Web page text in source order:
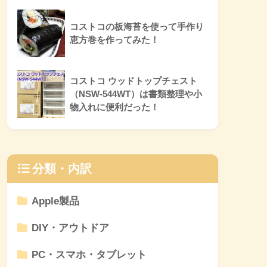
コストコの板海苔を使って手作り
恵方巻を作ってみた！
コストコ ウッドトップチェスト
（NSW-544WT）は書類整理や小
物入れに便利だった！
分類・内訳
Apple製品
DIY・アウトドア
PC・スマホ・タブレット